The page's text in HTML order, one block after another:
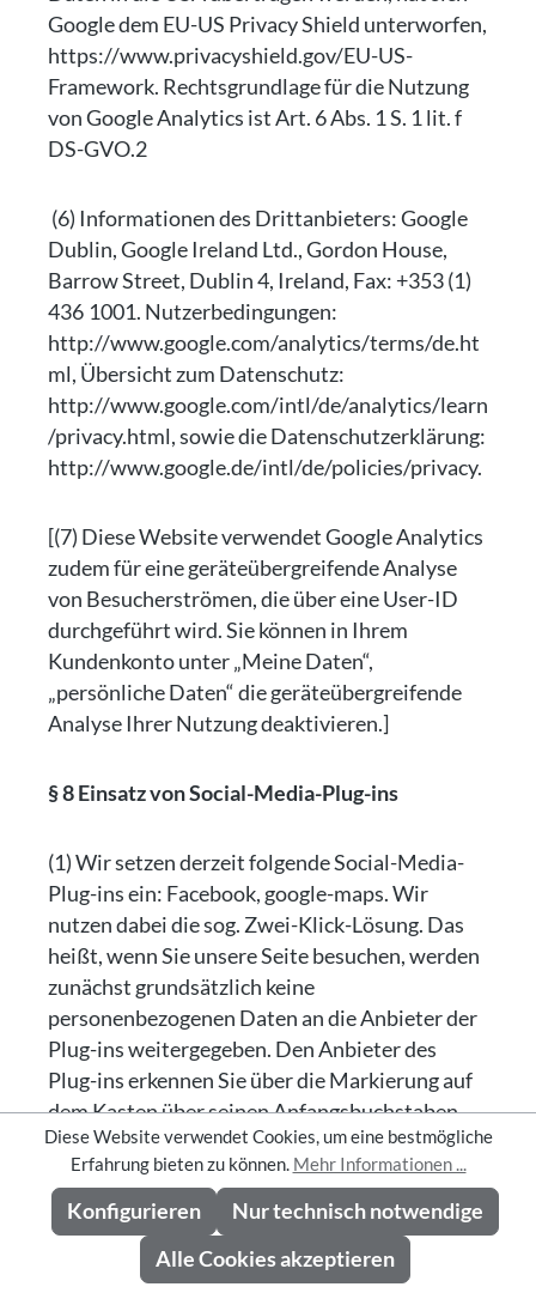
Google dem EU-US Privacy Shield unterworfen,
https://www.privacyshield.gov/EU-US-
Framework. Rechtsgrundlage für die Nutzung
von Google Analytics ist Art. 6 Abs. 1 S. 1 lit. f
DS-GVO.2
(6) Informationen des Drittanbieters: Google
Dublin, Google Ireland Ltd., Gordon House,
Barrow Street, Dublin 4, Ireland, Fax: +353 (1)
436 1001. Nutzerbedingungen:
http://www.google.com/analytics/terms/de.ht
ml, Übersicht zum Datenschutz:
http://www.google.com/intl/de/analytics/learn
/privacy.html, sowie die Datenschutzerklärung:
http://www.google.de/intl/de/policies/privacy.
[(7) Diese Website verwendet Google Analytics
zudem für eine geräteübergreifende Analyse
von Besucherströmen, die über eine User-ID
durchgeführt wird. Sie können in Ihrem
Kundenkonto unter „Meine Daten“,
„persönliche Daten“ die geräteübergreifende
Analyse Ihrer Nutzung deaktivieren.]
§ 8 Einsatz von Social-Media-Plug-ins
(1) Wir setzen derzeit folgende Social-Media-
Plug-ins ein: Facebook, google-maps. Wir
nutzen dabei die sog. Zwei-Klick-Lösung. Das
heißt, wenn Sie unsere Seite besuchen, werden
zunächst grundsätzlich keine
personenbezogenen Daten an die Anbieter der
Plug-ins weitergegeben. Den Anbieter des
Plug-ins erkennen Sie über die Markierung auf
dem Kasten über seinen Anfangsbuchstaben
oder das Logo. Wir eröffnen Ihnen die
Möglichkeit, über den Button direkt mit dem
Anbieter des Plug-ins zu kommunizieren. Nur
wenn Sie auf das markierte Feld klicken und es
dadurch aktivieren, erhält der Plug-in-Anbieter
Diese Website verwendet Cookies, um eine bestmögliche
Erfahrung bieten zu können. Mehr Informationen ...
Nur technisch notwendige
Konfigurieren
Alle Cookies akzeptieren